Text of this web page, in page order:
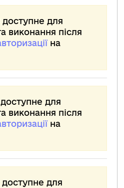
доступне для
виконання після
на
для
виконання після
на
доступне для